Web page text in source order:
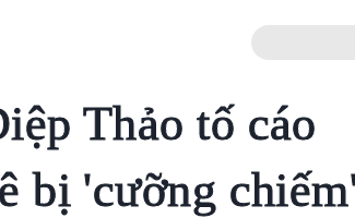
Thảo tố cáo
bị 'cưỡng